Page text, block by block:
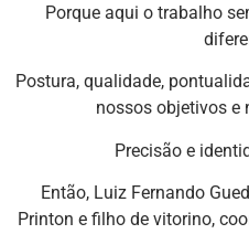
Porque aqui o trabalho
Postura, qualidade,
nossos objetivos e
Precisão e
Então, Luiz Fernando
Printon e filho de vitorino,